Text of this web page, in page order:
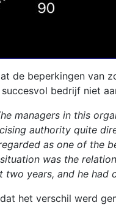
de beperkingen van
bedrijf niet
managers in this
authority quite
as one of the
was the
years, and he
het verschil werd